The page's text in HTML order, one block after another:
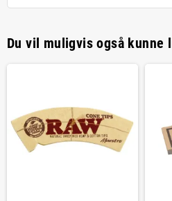
Du vil muligvis også kunne